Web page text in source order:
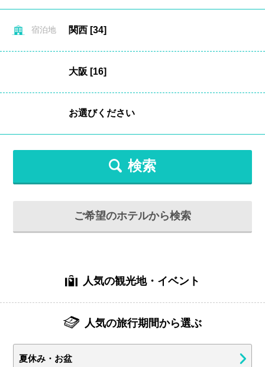
宿泊地
検索
ご希望のホテルから検索
人気の観光地・イベント
人気の旅行期間から選ぶ
夏休み・お盆